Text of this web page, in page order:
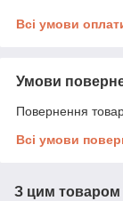
Всі умови
Умови
Повернення
Всі умови
З цим товаром